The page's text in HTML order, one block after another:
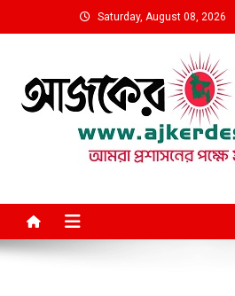
to
Saturday, August 08, 2026